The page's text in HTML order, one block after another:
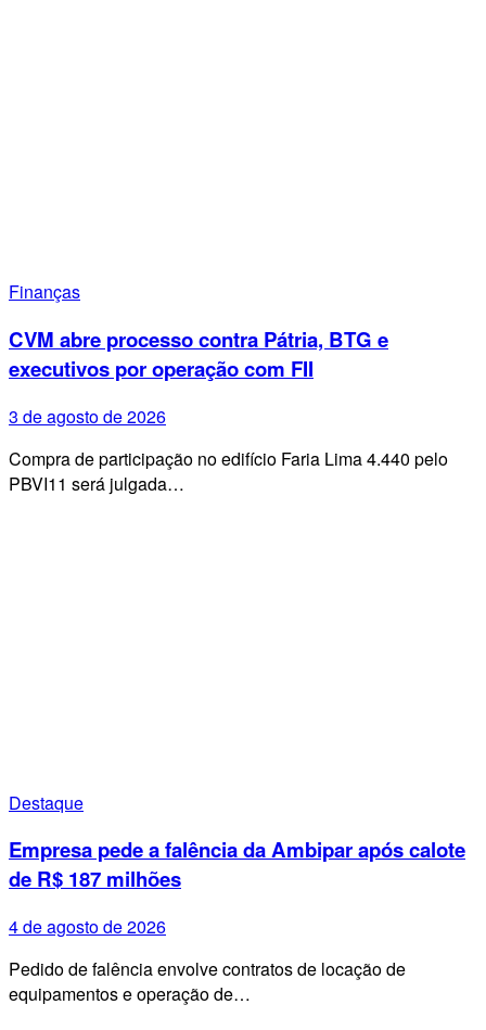
Finanças
CVM abre processo contra Pátria, BTG e
executivos por operação com FII
3 de agosto de 2026
Compra de participação no edifício Faria Lima 4.440 pelo
PBVI11 será julgada…
Destaque
Empresa pede a falência da Ambipar após calote
de R$ 187 milhões
4 de agosto de 2026
Pedido de falência envolve contratos de locação de
equipamentos e operação de…